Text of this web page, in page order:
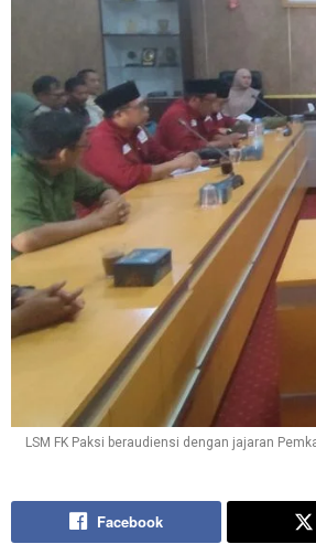
LSM FK Paksi beraudiensi dengan jajaran
Facebook